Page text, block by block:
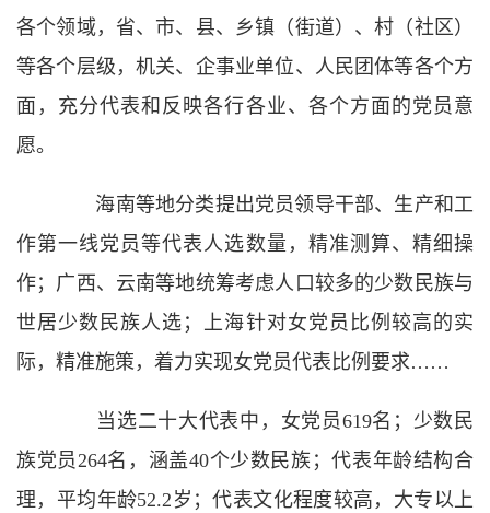
各个领域，省、市、县、乡镇（街道）、村（社区）
等各个层级，机关、企事业单位、人民团体等各个方
面，充分代表和反映各行各业、各个方面的党员意
愿。
海南等地分类提出党员领导干部、生产和工
作第一线党员等代表人选数量，精准测算、精细操
作；广西、云南等地统筹考虑人口较多的少数民族与
世居少数民族人选；上海针对女党员比例较高的实
际，精准施策，着力实现女党员代表比例要求……
当选二十大代表中，女党员619名；少数民
族党员264名，涵盖40个少数民族；代表年龄结构合
理，平均年龄52.2岁；代表文化程度较高，大专以上